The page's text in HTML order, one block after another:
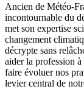
Ancien de Météo-
incontournable du
met son expertise
changement
décrypte sans
aider la profession à
faire évoluer nos
levier central de